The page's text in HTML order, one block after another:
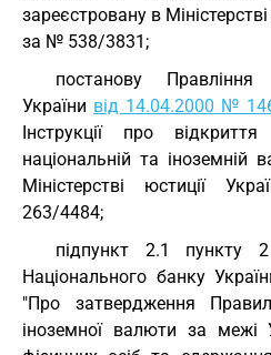
зареєстровану в
за № 538/3831;
постанову
України від 14.04.2000 №
Інструкції про
національній та іноземній
Міністерстві юстиції
263/4484;
підпункт 2.1 пункту
Національного банку
"Про затвердження
іноземної валюти за межі